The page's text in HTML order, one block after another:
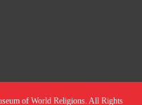
of World Religions. All Rights